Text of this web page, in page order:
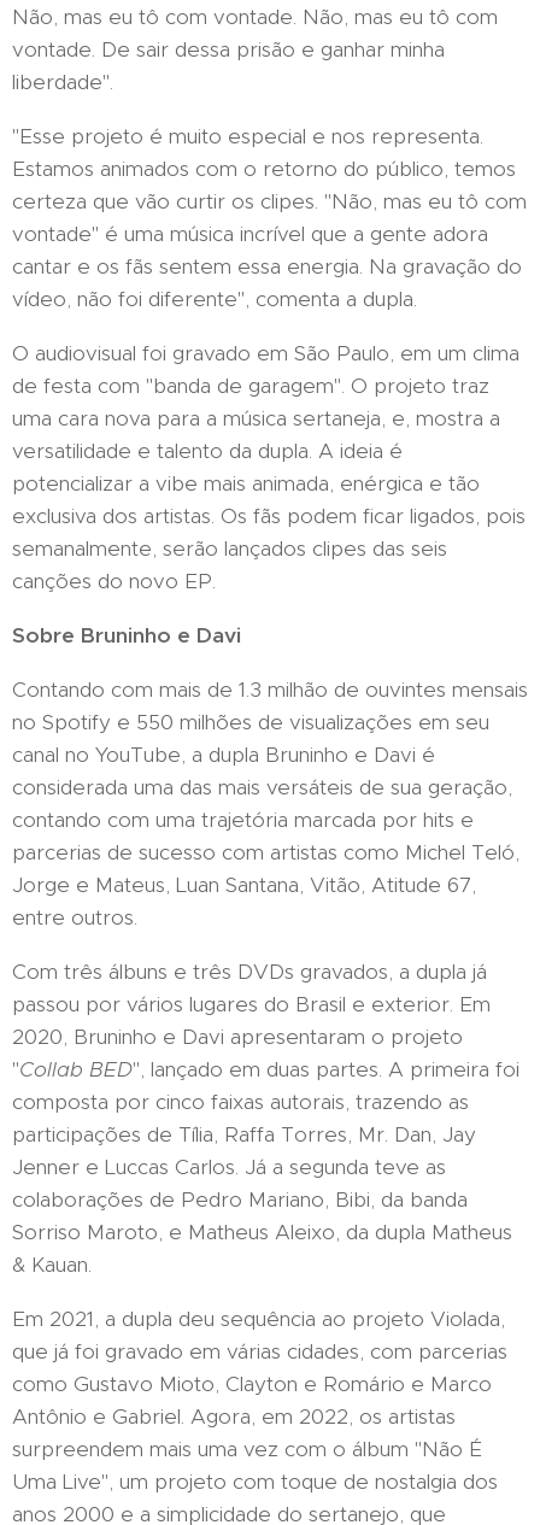
Não, mas eu tô com vontade. Não, mas eu tô com
vontade. De sair dessa prisão e ganhar minha
liberdade".
"Esse projeto é muito especial e nos representa.
Estamos animados com o retorno do público, temos
certeza que vão curtir os clipes. "Não, mas eu tô com
vontade" é uma música incrível que a gente adora
cantar e os fãs sentem essa energia. Na gravação do
vídeo, não foi diferente", comenta a dupla.
O audiovisual foi gravado em São Paulo, em um clima
de festa com "banda de garagem". O projeto traz
uma cara nova para a música sertaneja, e, mostra a
versatilidade e talento da dupla. A ideia é
potencializar a vibe mais animada, enérgica e tão
exclusiva dos artistas. Os fãs podem ficar ligados, pois
semanalmente, serão lançados clipes das seis
canções do novo EP.
Sobre Bruninho e Davi
Contando com mais de 1.3 milhão de ouvintes mensais
no Spotify e 550 milhões de visualizações em seu
canal no YouTube, a dupla Bruninho e Davi é
considerada uma das mais versáteis de sua geração,
contando com uma trajetória marcada por hits e
parcerias de sucesso com artistas como Michel Teló,
Jorge e Mateus, Luan Santana, Vitão, Atitude 67,
entre outros.
Com três álbuns e três DVDs gravados, a dupla já
passou por vários lugares do Brasil e exterior. Em
2020, Bruninho e Davi apresentaram o projeto
"Collab BED", lançado em duas partes. A primeira foi
composta por cinco faixas autorais, trazendo as
participações de Tília, Raffa Torres, Mr. Dan, Jay
Jenner e Luccas Carlos. Já a segunda teve as
colaborações de Pedro Mariano, Bibi, da banda
Sorriso Maroto, e Matheus Aleixo, da dupla Matheus
& Kauan.
Em 2021, a dupla deu sequência ao projeto Violada,
que já foi gravado em várias cidades, com parcerias
como Gustavo Mioto, Clayton e Romário e Marco
Antônio e Gabriel. Agora, em 2022, os artistas
surpreendem mais uma vez com o álbum "Não É
Uma Live", um projeto com toque de nostalgia dos
anos 2000 e a simplicidade do sertanejo, que